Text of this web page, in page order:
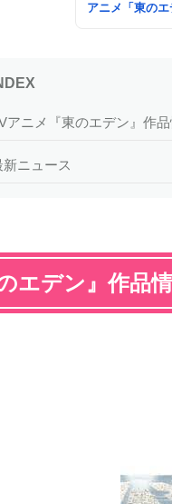
アニメ「東の
アニメ『東のエデン』作品
新ニュース
エデン』作品